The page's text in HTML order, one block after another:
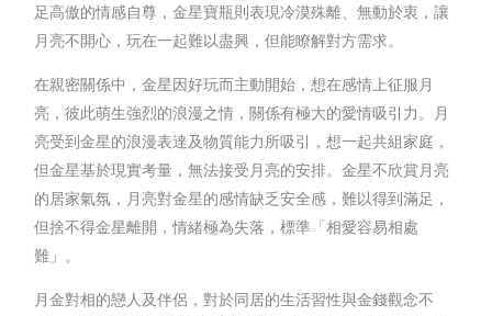
足高傲的情感自尊，金星寶瓶則表現冷漠殊離、無動於衷，讓
月亮不開心，玩在一起難以盡興，但能瞭解對方需求。
在親密關係中，金星因好玩而主動開始，想在感情上征服月
亮，彼此萌生強烈的浪漫之情，關係有極大的愛情吸引力。月
亮受到金星的浪漫表達及物質能力所吸引，想一起共組家庭，
但金星基於現實考量，無法接受月亮的安排。金星不欣賞月亮
的居家氣氛，月亮對金星的感情缺乏安全感，難以得到滿足，
但捨不得金星離開，情緒極為失落，標準「相愛容易相處
難」。
月金對相的戀人及伴侶，對於同居的生活習性與金錢觀念不